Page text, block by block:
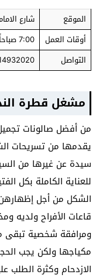
الموقع
شارع
أوقات العمل
7:00 صباحاً حتى 12 مساءً، ويومياً عدا الجمعة والسبت
التواصل
مشغل قطرة
من أفضل صالونات
يقدمها من تسريحات
سيدة عن غيرها من
للعناية الكاملة بكل
الشكل من أجل
قاعات الأفراح ولديه
ومرافقة شخصية تبقى
مكياجها ولكن يجب
الازدحام وكثرة الطلب